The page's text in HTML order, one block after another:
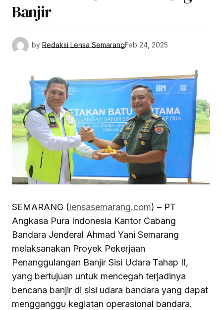
Banjir
by Redaksi Lensa SemarangFeb 24, 2025
SEMARANG (lensasemarang.com) – PT
Angkasa Pura Indonesia Kantor Cabang
Bandara Jenderal Ahmad Yani Semarang
melaksanakan Proyek Pekerjaan
Penanggulangan Banjir Sisi Udara Tahap II,
yang bertujuan untuk mencegah terjadinya
bencana banjir di sisi udara bandara yang dapat
mengganggu kegiatan operasional bandara.